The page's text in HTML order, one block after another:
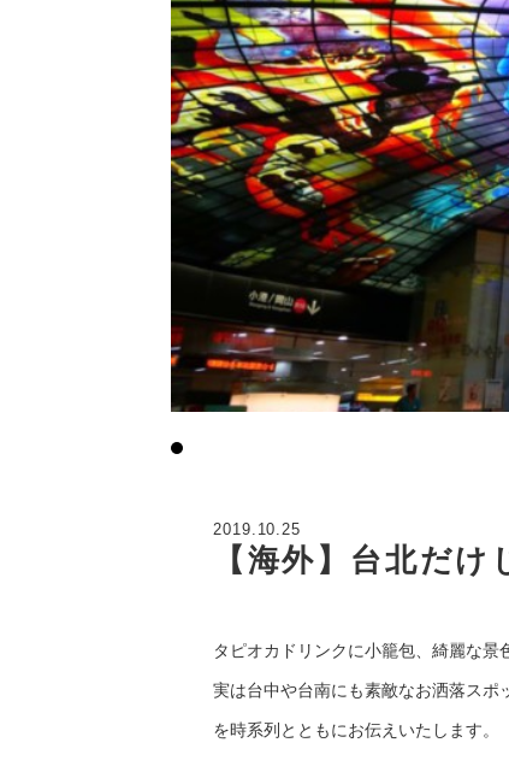
2019.10.25
【海外】台北だ
タピオカドリンクに小籠包、綺麗な
実は台中や台南にも素敵なお洒落ス
を時系列とともにお伝えいたします。